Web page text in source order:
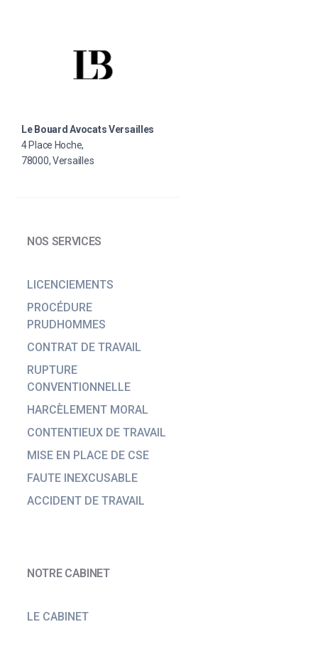
Le Bouard Avocats Versailles
4 Place Hoche,
78000, Versailles
NOS SERVICES
LICENCIEMENTS
PROCÉDURE
PRUDHOMMES
CONTRAT DE TRAVAIL
RUPTURE
CONVENTIONNELLE
HARCÈLEMENT MORAL
CONTENTIEUX DE TRAVAIL
MISE EN PLACE DE CSE
FAUTE INEXCUSABLE
ACCIDENT DE TRAVAIL
NOTRE CABINET
LE CABINET